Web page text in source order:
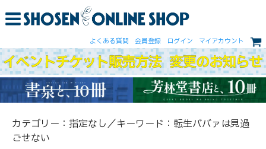
よくある質問 会員登録 ログイン マイアカウント
カテゴリー：指定なし／キーワード：転生ババァは見過
ごせない